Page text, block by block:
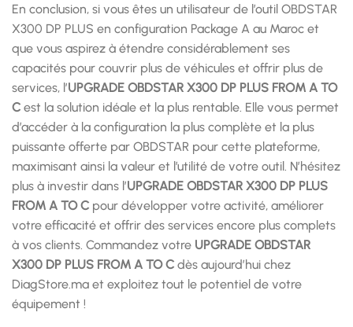
En conclusion, si vous êtes un utilisateur de l’outil OBDSTAR
X300 DP PLUS en configuration Package A au Maroc et
que vous aspirez à étendre considérablement ses
capacités pour couvrir plus de véhicules et offrir plus de
services, l’UPGRADE OBDSTAR X300 DP PLUS FROM A TO
C est la solution idéale et la plus rentable. Elle vous permet
d’accéder à la configuration la plus complète et la plus
puissante offerte par OBDSTAR pour cette plateforme,
maximisant ainsi la valeur et l’utilité de votre outil. N’hésitez
plus à investir dans l’UPGRADE OBDSTAR X300 DP PLUS
FROM A TO C pour développer votre activité, améliorer
votre efficacité et offrir des services encore plus complets
à vos clients. Commandez votre UPGRADE OBDSTAR
X300 DP PLUS FROM A TO C dès aujourd’hui chez
DiagStore.ma et exploitez tout le potentiel de votre
équipement !